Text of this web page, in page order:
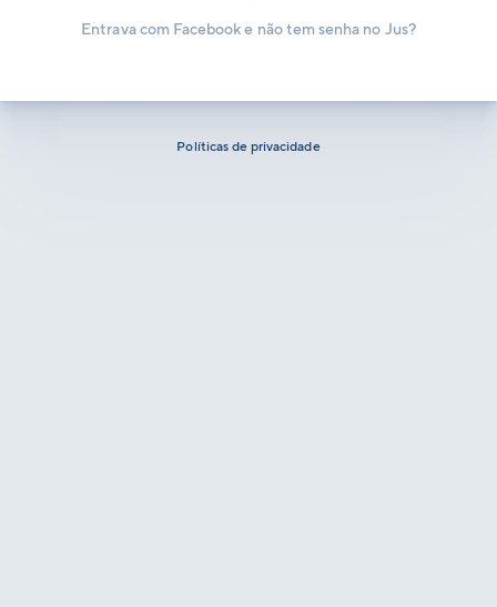
Entrava com Facebook e não tem senha no Jus?
Políticas de privacidade